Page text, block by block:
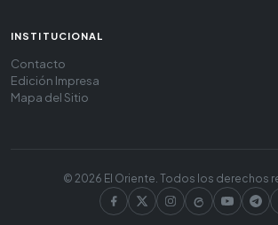
INSTITUCIONAL
Contacto
Edición Impresa
Mapa del Sitio
© 2026 El Oriente. Todos los derechos